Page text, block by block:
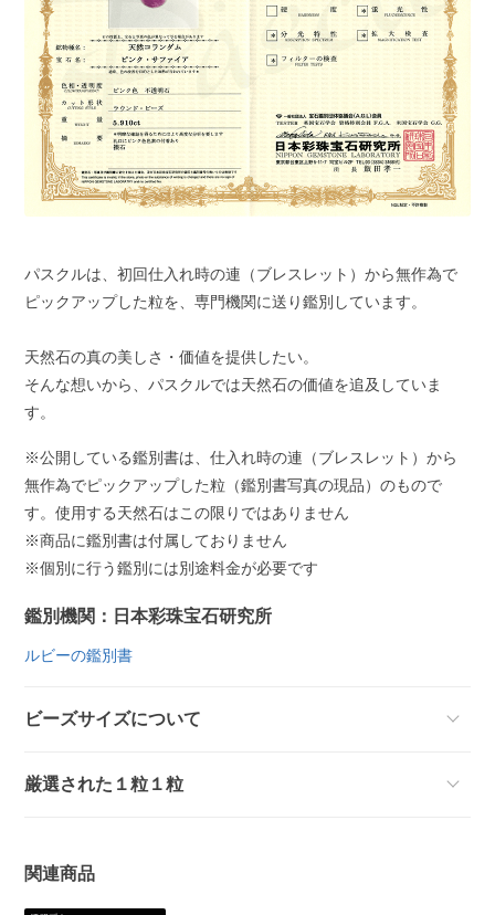
パスクルは、初回仕入れ時の連（ブレスレット）から無作為で
ピックアップした粒を、専門機関に送り鑑別しています。
天然石の真の美しさ・価値を提供したい。
そんな想いから、パスクルでは天然石の価値を追及していま
す。
※公開している鑑別書は、仕入れ時の連（ブレスレット）から
無作為でピックアップした粒（鑑別書写真の現品）のもので
す。使用する天然石はこの限りではありません
※商品に鑑別書は付属しておりません
※個別に行う鑑別には別途料金が必要です
鑑別機関：日本彩珠宝石研究所
ルビーの鑑別書
ビーズサイズについて
厳選された１粒１粒
関連商品